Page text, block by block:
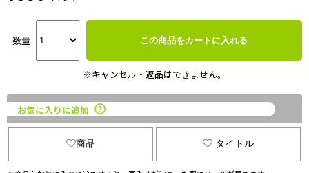
数量 この商品をカートに入れる
※キャンセル・返品はできません。
お気に入りに追加
商品 タイトル